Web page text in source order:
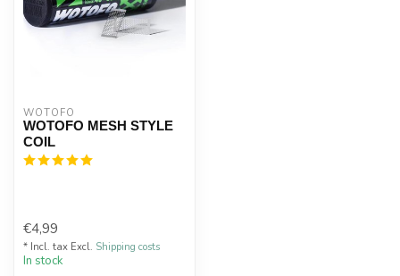
WOTOFO
WOTOFO MESH STYLE
COIL
€4,99
* Incl. tax Excl. Shipping costs
In stock